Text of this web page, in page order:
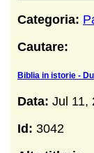
Categoria:
Cautare:
Biblia in istorie -
Data: Jul 11,
Id: 3042